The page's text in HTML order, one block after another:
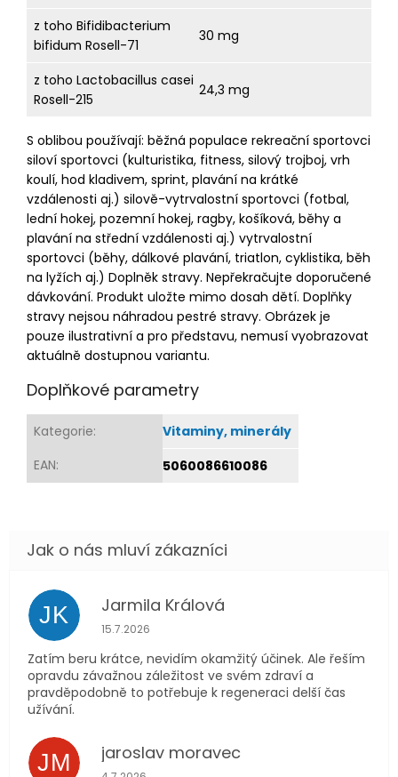
z toho Bifidibacterium
bifidum Rosell-71
30 mg
z toho Lactobacillus casei
Rosell-215
24,3 mg
S oblibou používají: běžná populace rekreační sportovci
siloví sportovci (kulturistika, fitness, silový trojboj, vrh
koulí, hod kladivem, sprint, plavání na krátké
vzdálenosti aj.) silově-vytrvalostní sportovci (fotbal,
lední hokej, pozemní hokej, ragby, košíková, běhy a
plavání na střední vzdálenosti aj.) vytrvalostní
sportovci (běhy, dálkové plavání, triatlon, cyklistika, běh
na lyžích aj.) Doplněk stravy. Nepřekračujte doporučené
dávkování. Produkt uložte mimo dosah dětí. Doplňky
stravy nejsou náhradou pestré stravy. Obrázek je
pouze ilustrativní a pro představu, nemusí vyobrazovat
aktuálně dostupnou variantu.
Doplňkové parametry
Kategorie:
Vitaminy, minerály
EAN: 5060086610086
JK Jarmila Králová
Hodnocení obchodu je 5 z 5 hvězdiček.
15.7.2026
Zatím beru krátce, nevidím okamžitý účinek. Ale řeším
opravdu závažnou záležitost ve svém zdraví a
pravděpodobně to potřebuje k regeneraci delší čas
užívání.
JM jaroslav moravec
Hodnocení obchodu je 5 z 5 hvězdiček.